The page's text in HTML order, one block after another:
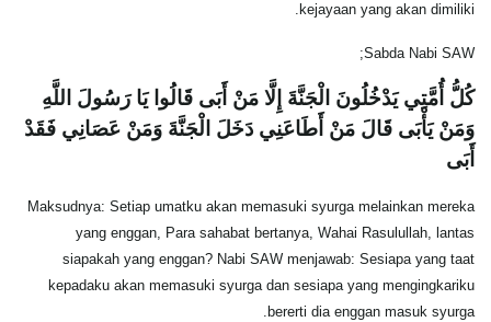
kejayaan yang akan dimiliki.
Sabda Nabi SAW;
كُلُّ أُمَّتِي يَدْخُلُونَ الْجَنَّةَ إِلَّا مَنْ أَبَى قَالُوا يَا رَسُولَ اللَّهِ
وَمَنْ يَأْبَى قَالَ مَنْ أَطَاعَنِي دَخَلَ الْجَنَّةَ وَمَنْ عَصَانِي فَقَدْ
أَبَى
Maksudnya: Setiap umatku akan memasuki syurga melainkan mereka
yang enggan, Para sahabat bertanya, Wahai Rasulullah, lantas
siapakah yang enggan? Nabi SAW menjawab: Sesiapa yang taat
kepadaku akan memasuki syurga dan sesiapa yang mengingkariku
bererti dia enggan masuk syurga.